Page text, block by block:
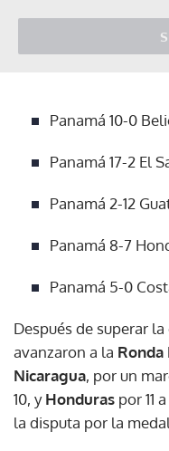
Panamá 10-0
Panamá 17-2 El
Panamá 2-12
Panamá 8-7
Panamá 5-0
Después de superar
avanzaron a la Ronda
Nicaragua, por un
10, yHonduras por 11
la disputa por la